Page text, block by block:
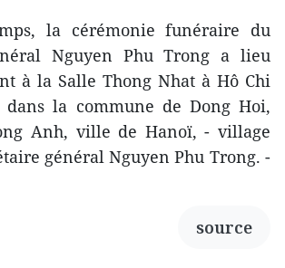
la cérémonie funéraire du
Nguyen Phu Trong a lieu
à la Salle Thong Nhat à Hô Chi
la commune de Dong Hoi,
Anh, ville de Hanoï, - village
général Nguyen Phu Trong. -
source